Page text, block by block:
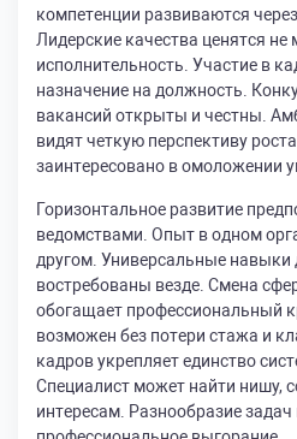
компетенции развиваются
Лидерские качества ценятся
исполнительность. Участие в
назначение на должность.
вакансий открыты и честны.
видят четкую перспективу
заинтересовано в омоложении
Горизонтальное развитие
ведомствами. Опыт в одном
другом. Универсальные навыки
востребованы везде. Смена
обогащает профессиональный
возможен без потери стажа и
кадров укрепляет единство
Специалист может найти нишу,
интересам. Разнообразие